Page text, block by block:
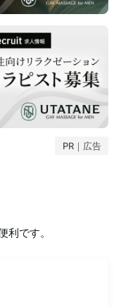
PR｜広告
利です。